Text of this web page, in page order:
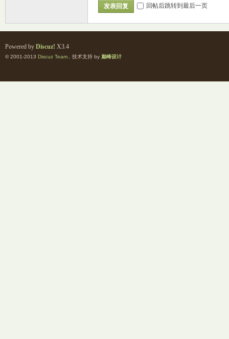
社
发表回复 回帖后跳转到最后一页
Powered by Discuz! X3.4
© 2001-2013 Discuz Team. . 技术支持 by 巅峰设计